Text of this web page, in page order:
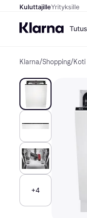
KuluttajilleYrityksille
Klarna/Shopping/
+4